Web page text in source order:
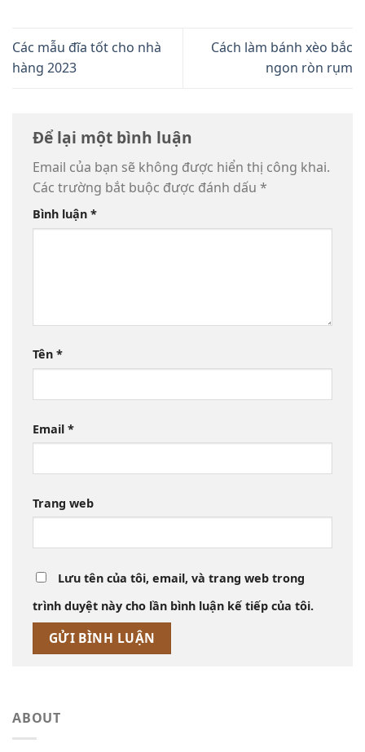
Các mẫu đĩa tốt cho nhà
hàng 2023
Cách làm bánh xèo bắc
ngon ròn rụm
Để lại một bình luận
Email của bạn sẽ không được hiển thị công khai.
Các trường bắt buộc được đánh dấu *
Bình luận *
Tên *
Email *
Trang web
Lưu tên của tôi, email, và trang web trong
trình duyệt này cho lần bình luận kế tiếp của tôi.
ABOUT